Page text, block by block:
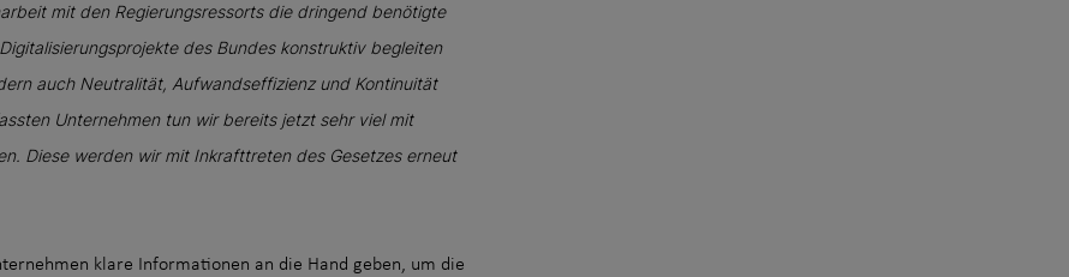
mit den Regierungsressorts die dringend benötigte
des Bundes konstruktiv begleiten
auch Neutralität, Aufwandseffizienz und Kontinuität
Unternehmen tun wir bereits jetzt sehr viel mit
Diese werden wir mit Inkrafttreten des Gesetzes erneut
klare Informationen an die Hand geben, um die